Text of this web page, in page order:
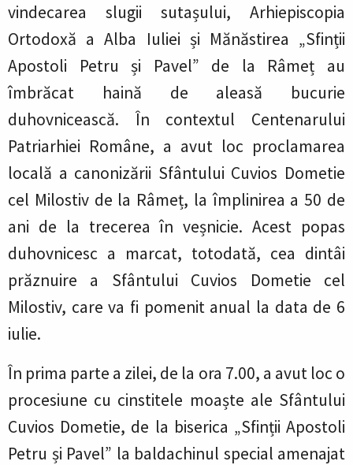
vindecarea slugii sutașului, Arhiepiscopia
Ortodoxă a Alba Iuliei și Mănăstirea „Sfinții
Apostoli Petru și Pavel” de la Râmeț au
îmbrăcat haină de aleasă bucurie
duhovnicească. În contextul Centenarului
Patriarhiei Române, a avut loc proclamarea
locală a canonizării Sfântului Cuvios Dometie
cel Milostiv de la Râmeț, la împlinirea a 50 de
ani de la trecerea în veșnicie. Acest popas
duhovnicesc a marcat, totodată, cea dintâi
prăznuire a Sfântului Cuvios Dometie cel
Milostiv, care va fi pomenit anual la data de 6
iulie.
În prima parte a zilei, de la ora 7.00, a avut loc o
procesiune cu cinstitele moaște ale Sfântului
Cuvios Dometie, de la biserica „Sfinții Apostoli
Petru și Pavel” la baldachinul special amenajat